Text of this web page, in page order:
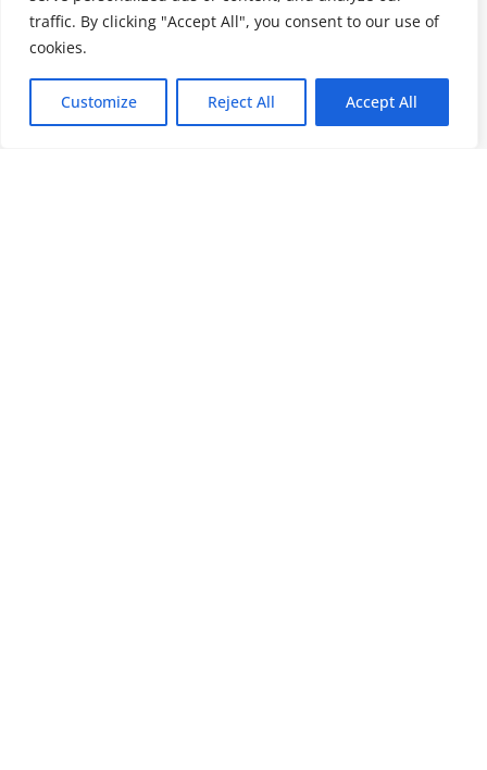
traffic. By clicking "Accept All", you consent to our use of
cookies.
Customize Reject All Accept All